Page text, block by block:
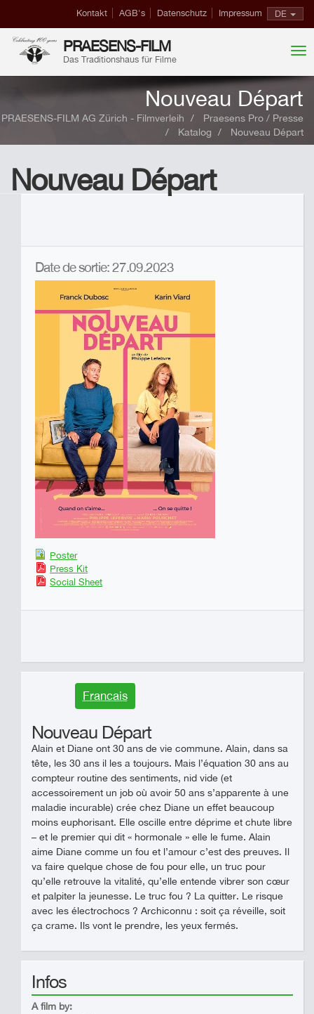
DE
Kontakt AGB's Datenschutz Impressum
PRAESENS-FILM
Das Traditionshaus für Filme
Nouveau Départ
PRAESENS-FILM AG Zürich - Filmverleih
Praesens Pro / Presse
Katalog
Nouveau Départ
Nouveau Départ
Date de sortie: 27.09.2023
Poster
Press Kit
Social Sheet
Francais
Nouveau Départ
Alain et Diane ont 30 ans de vie commune. Alain, dans sa
tête, les 30 ans il les a toujours. Mais l’équation 30 ans au
compteur routine des sentiments, nid vide (et
accessoirement un job où avoir 50 ans s’apparente à une
maladie incurable) crée chez Diane un effet beaucoup
moins euphorisant. Elle oscille entre déprime et chute libre
– et le premier qui dit « hormonale » elle le fume. Alain
aime Diane comme un fou et l’amour c’est des preuves. Il
va faire quelque chose de fou pour elle, un truc pour
qu’elle retrouve la vitalité, qu’elle entende vibrer son cœur
et palpiter la jeunesse. Le truc fou ? La quitter. Le risque
avec les électrochocs ? Archiconnu : soit ça réveille, soit
ça crame. Ils vont le prendre, les yeux fermés.
Infos
A film by: